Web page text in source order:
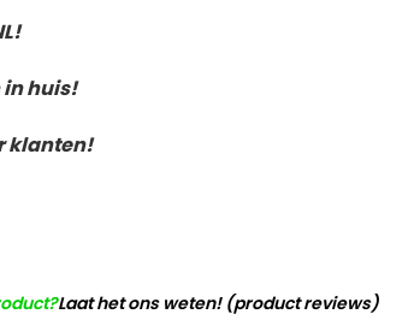
huis!
klanten!
Laat het ons weten! (product reviews)